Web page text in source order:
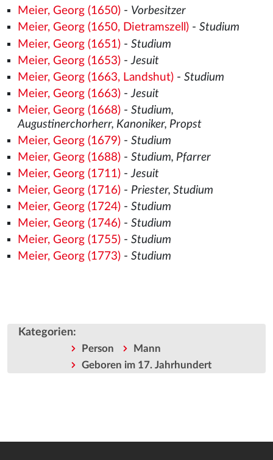
Meier, Georg (1650)- Vorbesitzer
Meier, Georg (1650, Dietramszell)- Studium
Meier, Georg (1651)- Studium
Meier, Georg (1653)- Jesuit
Meier, Georg (1663, Landshut)- Studium
Meier, Georg (1663)- Jesuit
Meier, Georg (1668)- Studium,
Augustinerchorherr, Kanoniker, Propst
Meier, Georg (1679)- Studium
Meier, Georg (1688)- Studium, Pfarrer
Meier, Georg (1711)-Jesuit
Meier, Georg (1716)- Priester, Studium
Meier, Georg (1724)- Studium
Meier, Georg (1746)- Studium
Meier, Georg (1755)- Studium
Meier, Georg (1773)- Studium
Kategorien:
Person
Mann
Geboren im 17. Jahrhundert